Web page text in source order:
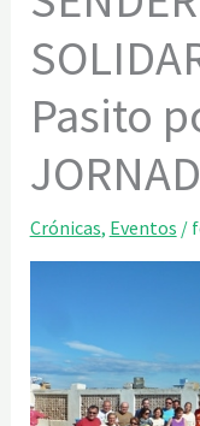
Pasito
Crónicas, Eventos /